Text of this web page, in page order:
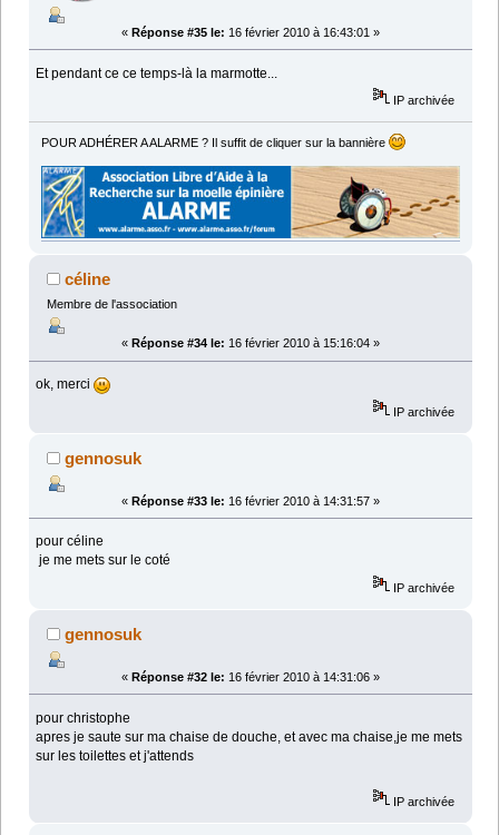
« Réponse #35 le: 16 février 2010 à 16:43:01 »
Et pendant ce ce temps-là la marmotte...
IP archivée
POUR ADHÉRER A ALARME ? Il suffit de cliquer sur la bannière
céline
Membre de l'association
« Réponse #34 le: 16 février 2010 à 15:16:04 »
ok, merci
IP archivée
gennosuk
« Réponse #33 le: 16 février 2010 à 14:31:57 »
pour céline
je me mets sur le coté
IP archivée
gennosuk
« Réponse #32 le: 16 février 2010 à 14:31:06 »
pour christophe
apres je saute sur ma chaise de douche, et avec ma chaise,je me mets
sur les toilettes et j'attends
IP archivée